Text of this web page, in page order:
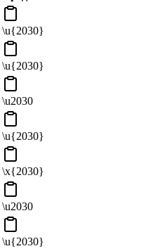
\u{2030}
\u{2030}
\u2030
\u{2030}
\x{2030}
\u2030
\u{2030}